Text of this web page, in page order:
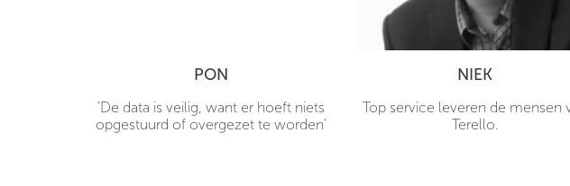
PON
'De data is veilig, want er hoeft niets
opgestuurd of overgezet te worden'
NIEK
Top service leveren de mensen
Terello.